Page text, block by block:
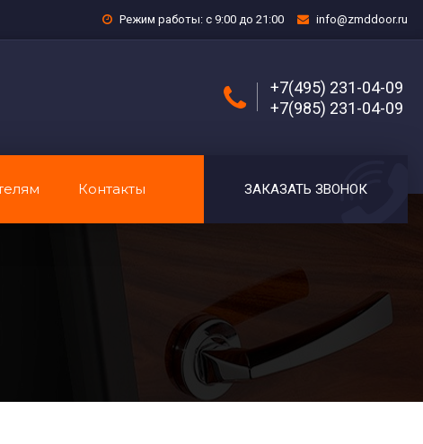
Режим работы: с 9:00 до 21:00 info@zmddoor.ru
+7(495) 231-04-09
+7(985) 231-04-09
Контакты ЗАКАЗАТЬ ЗВОНОК